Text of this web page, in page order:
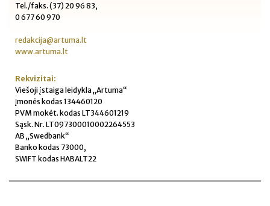
Tel./faks. (37) 20 96 83,
0 677 60 970
redakcija@artuma.lt
www.artuma.lt
Rekvizitai:
Viešoji įstaiga leidykla „Artuma“
Įmonės kodas 134460120
PVM mokėt. kodas LT344601219
Sąsk. Nr. LT097300010002264553
AB „Swedbank“
Banko kodas 73000,
SWIFT kodas HABALT22